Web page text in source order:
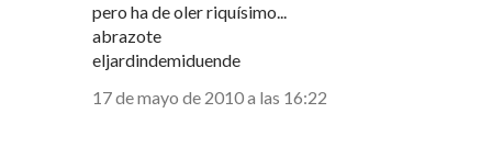
pero ha de oler riquísimo...
abrazote
eljardindemiduende
17 de mayo de 2010 a las 16:22